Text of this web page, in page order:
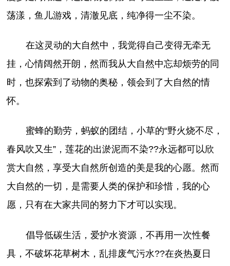
荡漾，鱼儿游戏，清澈见底，纯净得一尘不染。
在这灵动的大自然中，我觉得自己变得无牵无
挂，心情阔然开朗，然而我从大自然中忘却烦劳的同
时，也探索到了动物的奥秘，领会到了大自然的情
怀。
蜜蜂的勤劳，蚂蚁的团结，小草的“野火烧不尽，
春风吹又生”，莲花的出淤泥而不染??永远都可以欣
赏大自然，享受大自然所创造的美是我的心愿。然而
大自然的一切，是需要人类的保护和珍惜，我的心
愿，只有在大家共同的努力下才可以实现。
倡导低碳生活，爱护水资源，不再用一次性餐
具，不破坏花草树木，乱排废气污水??在炎热夏日